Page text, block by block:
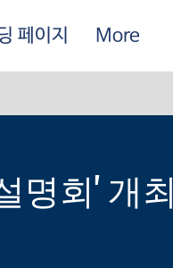
페이지 More
명회' 개최